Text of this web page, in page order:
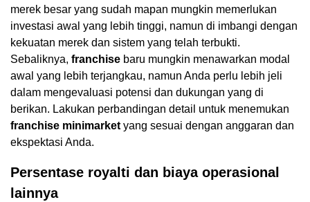
merek besar yang sudah mapan mungkin memerlukan
investasi awal yang lebih tinggi, namun di imbangi dengan
kekuatan merek dan sistem yang telah terbukti.
Sebaliknya, franchise baru mungkin menawarkan modal
awal yang lebih terjangkau, namun Anda perlu lebih jeli
dalam mengevaluasi potensi dan dukungan yang di
berikan. Lakukan perbandingan detail untuk menemukan
franchise minimarket yang sesuai dengan anggaran dan
ekspektasi Anda.
Persentase royalti dan biaya operasional
lainnya